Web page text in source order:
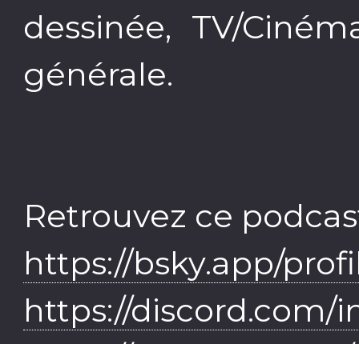
dessinée, TV/
générale.
Retrouvez ce
https://bsky.app/
https://discord.com/